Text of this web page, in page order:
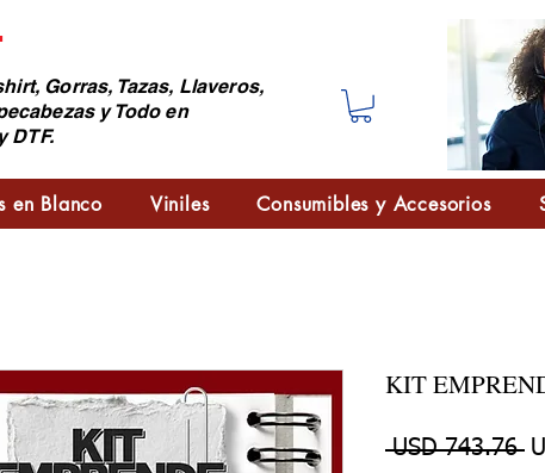
Gorras, Tazas, Llaveros,
y Todo en
DTF.
en Blanco Viniles Consumibles y Accesorios
KIT
USD 743.76